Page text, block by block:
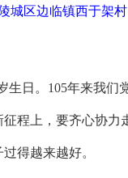
区边临镇西于架村
日。105年来我们
程上，要齐心协力
得越来越好。